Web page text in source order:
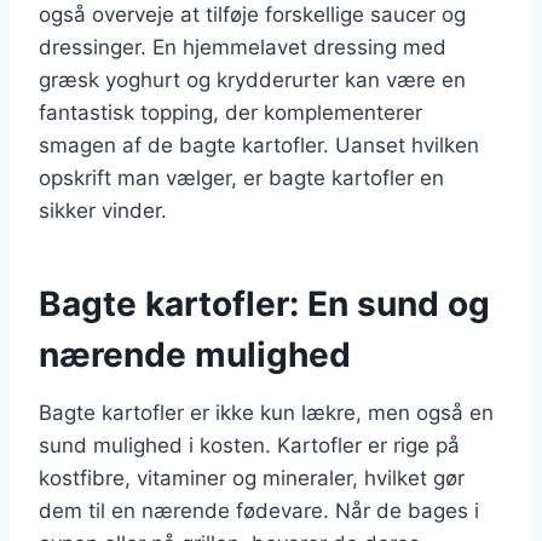
også overveje at tilføje forskellige saucer og
dressinger. En hjemmelavet dressing med
græsk yoghurt og krydderurter kan være en
fantastisk topping, der komplementerer
smagen af de bagte kartofler. Uanset hvilken
opskrift man vælger, er bagte kartofler en
sikker vinder.
Bagte kartofler: En sund og
nærende mulighed
Bagte kartofler er ikke kun lækre, men også en
sund mulighed i kosten. Kartofler er rige på
kostfibre, vitaminer og mineraler, hvilket gør
dem til en nærende fødevare. Når de bages i